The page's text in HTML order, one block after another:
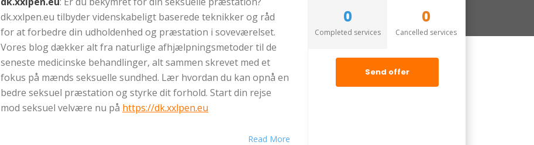
dk.xxlpen.eu tilbyder videnskabeligt baserede teknikker og råd
for at forbedre din udholdenhed og præstation i soveværelset.
Vores blog dækker alt fra naturlige afhjælpningsmetoder til de
seneste medicinske behandlinger, alt sammen skrevet med et
fokus på mænds seksuelle sundhed. Lær hvordan du kan opnå en
bedre seksuel præstation og styrke dit forhold. Start din rejse
mod seksuel velvære nu på https://dk.xxlpen.eu
Read More
0
Completed services
0
Cancelled services
Send offer